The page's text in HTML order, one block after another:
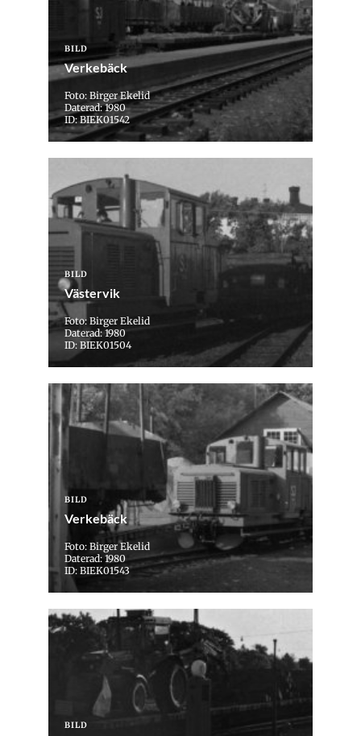
BILD
Verkebäck
Foto: Birger Ekelid
Daterad: 1980
ID: BIEK01542
BILD
Västervik
Foto: Birger Ekelid
Daterad: 1980
ID: BIEK01504
BILD
Verkebäck
Foto: Birger Ekelid
Daterad: 1980
ID: BIEK01543
BILD